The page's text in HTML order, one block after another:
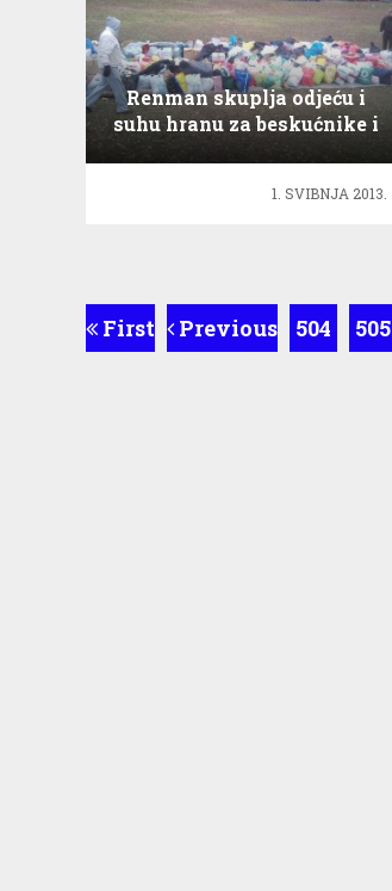
Renman skuplja odjeću i
suhu hranu za beskućnike i
gladne!
1. SVIBNJA 2013.
First Previous 504 505